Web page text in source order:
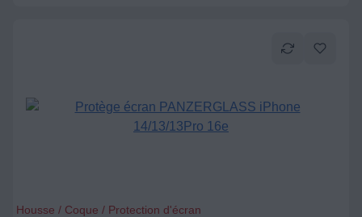
Housse / Coque / Protection d'écran